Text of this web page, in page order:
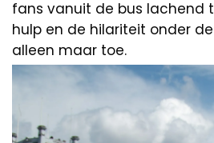
fans vanuit de bus lachend
hulp en de hilariteit onder
alleen maar toe.